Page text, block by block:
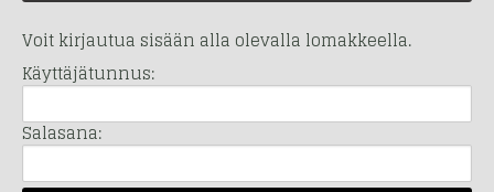
Voit kirjautua sisään alla olevalla lomakkeella.
Käyttäjätunnus:
Salasana: